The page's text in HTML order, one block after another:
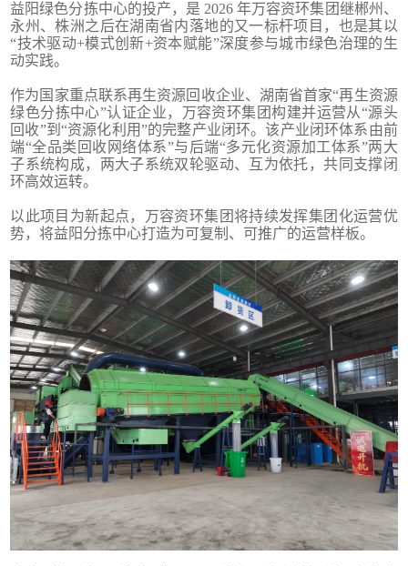
益阳绿色分拣中心的投产，是 2026 年万容资环集团继郴州、
永州、株洲之后在湖南省内落地的又一标杆项目，也是其以
“技术驱动+模式创新+资本赋能”深度参与城市绿色治理的生
动实践。
作为国家重点联系再生资源回收企业、湖南省首家“再生资源
绿色分拣中心”认证企业，万容资环集团构建并运营从“源头
回收”到“资源化利用”的完整产业闭环。该产业闭环体系由前
端“全品类回收网络体系”与后端“多元化资源加工体系”两大
子系统构成，两大子系统双轮驱动、互为依托，共同支撑闭
环高效运转。
以此项目为新起点，万容资环集团将持续发挥集团化运营优
势，将益阳分拣中心打造为可复制、可推广的运营样板。